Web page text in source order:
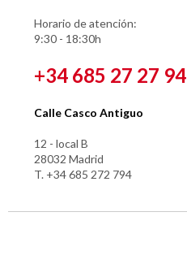
Horario de atención:
9:30 - 18:30h
+34 685 27 27 94
Calle Casco Antiguo
12 - local B
28032 Madrid
T. +34 685 272 794